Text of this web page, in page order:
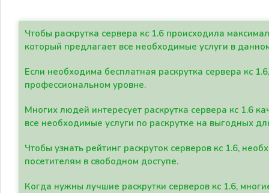
Чтобы раскрутка сервера кс 1.6 происходила
который предлагает все необходимые услуги в
Если необходима бесплатная раскрутка сервера кс
профессиональном уровне.
Многих людей интересует раскрутка сервера кс 1.6
все необходимые услуги по раскрутке на выгодных
Чтобы узнать рейтинг раскруток серверов кс 1.6,
посетителям в свободном доступе.
Когда нужны лучшие раскрутки серверов кс 1.6,